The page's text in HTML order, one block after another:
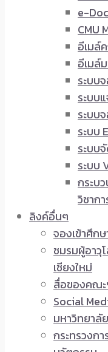
e-
CMU
อีเมล์
อีเมล์
ระบบ
ระบบ
ระบบ
ระบบ
ระบบ
ระบบ
กระบ
วิชาก
ลิงค์อื่นๆ
จองเข้าศึก
ชมรมผู้อาวุ
เชียงใหม่
สื่อของคณ
Social
มหาวิทยาลั
กระทรวงก